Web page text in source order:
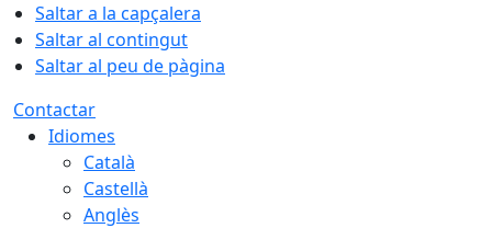
Saltar a la capçalera
Saltar al contingut
Saltar al peu de pàgina
Contactar
Idiomes
Català
Castellà
Anglès